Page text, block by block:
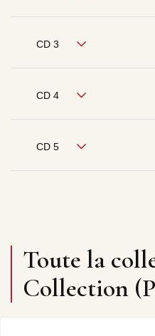
CD 3
CD 4
CD 5
Toute la
Collection